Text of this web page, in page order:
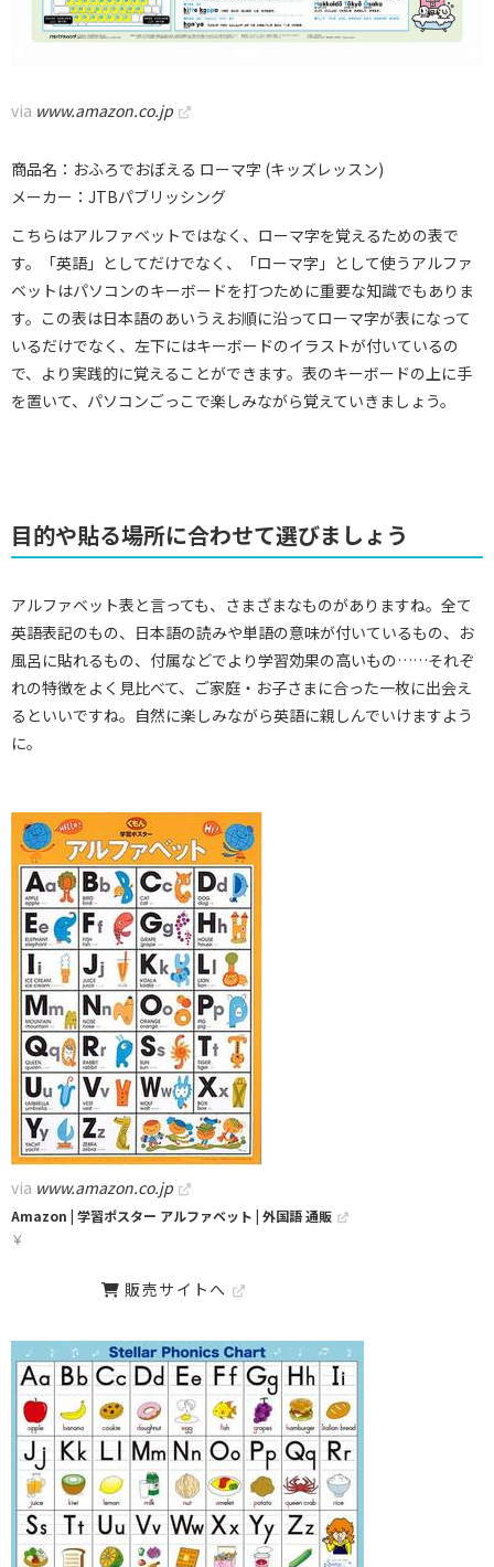
via www.amazon.co.jp
商品名：おふろでおぼえる ローマ字 (キッズレッスン)
メーカー：JTBパブリッシング
こちらはアルファベットではなく、ローマ字を覚えるための表で
す。「英語」としてだけでなく、「ローマ字」として使うアルファ
ベットはパソコンのキーボードを打つために重要な知識でもありま
す。この表は日本語のあいうえお順に沿ってローマ字が表になって
いるだけでなく、左下にはキーボードのイラストが付いているの
で、より実践的に覚えることができます。表のキーボードの上に手
を置いて、パソコンごっこで楽しみながら覚えていきましょう。
目的や貼る場所に合わせて選びましょう
アルファベット表と言っても、さまざまなものがありますね。全て
英語表記のもの、日本語の読みや単語の意味が付いているもの、お
風呂に貼れるもの、付属などでより学習効果の高いもの……それぞ
れの特徴をよく見比べて、ご家庭・お子さまに合った一枚に出会え
るといいですね。自然に楽しみながら英語に親しんでいけますよう
に。
via www.amazon.co.jp
Amazon | 学習ポスター アルファベット | 外国語 通販
￥
販売サイトへ